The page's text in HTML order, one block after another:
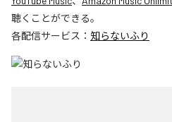
聴くことができる。
各配信サービス： 知らないふり